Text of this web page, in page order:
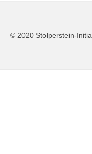
© 2020 Stolperstein-